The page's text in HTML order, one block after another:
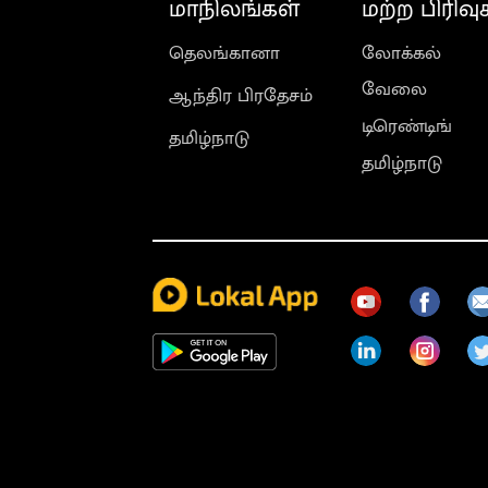
மாநிலங்கள்
தெலங்கானா
ஆந்திர பிரதேசம்
தமிழ்நாடு
மற்ற
லோக்கல்
வேலை
டிரெண்டிங்
தமிழ்நாடு